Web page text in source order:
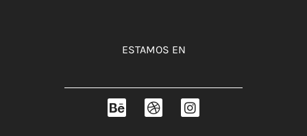
ESTAMOS EN